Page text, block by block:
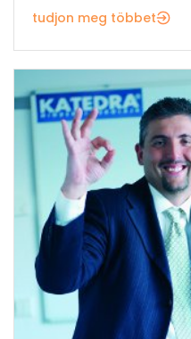
tudjon meg többet